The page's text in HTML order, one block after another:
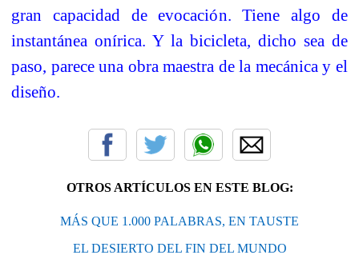
gran capacidad de evocación. Tiene algo de
instantánea onírica. Y la bicicleta, dicho sea de
paso, parece una obra maestra de la mecánica y el
diseño.
OTROS ARTÍCULOS EN ESTE BLOG:
MÁS QUE 1.000 PALABRAS, EN TAUSTE
EL DESIERTO DEL FIN DEL MUNDO